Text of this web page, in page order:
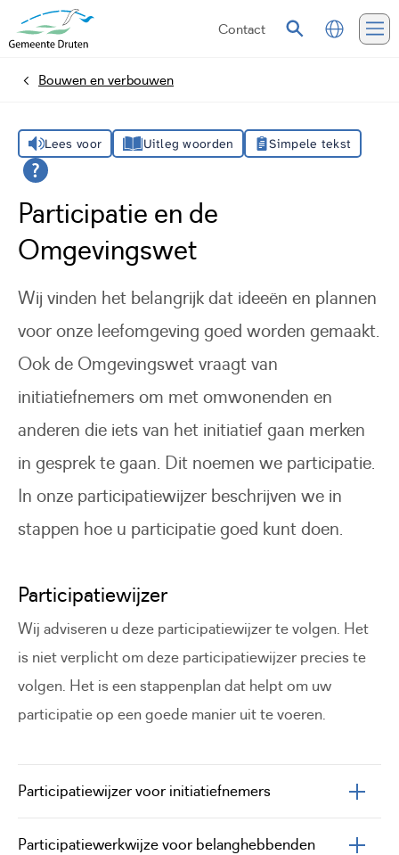
Contact
ZoekenVertalen
HomeBouwen en verbouwen
Lees voor Uitleg woorden Simpele tekst
Participatie en de
Omgevingswet
Wij vinden het belangrijk dat ideeën en plannen
voor onze leefomgeving goed worden gemaakt.
Ook de Omgevingswet vraagt van
initiatiefnemers om met omwonenden en
anderen die iets van het initiatief gaan merken
in gesprek te gaan. Dit noemen we participatie.
In onze participatiewijzer beschrijven we in
stappen hoe u participatie goed kunt doen.
Participatiewijzer
Wij adviseren u deze participatiewijzer te volgen. Het
is niet verplicht om deze participatiewijzer precies te
volgen. Het is een stappenplan dat helpt om uw
participatie op een goede manier uit te voeren.
Participatiewijzer voor initiatiefnemers
Participatiewerkwijze voor belanghebbenden